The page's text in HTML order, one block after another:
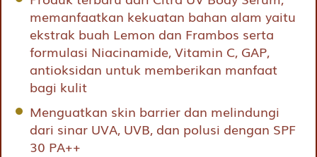
memanfaatkan kekuatan bahan alam yaitu
ekstrak buah Lemon dan Frambos serta
formulasi Niacinamide, Vitamin C, GAP,
antioksidan untuk memberikan manfaat
bagi kulit
Menguatkan skin barrier dan melindungi
dari sinar UVA, UVB, dan polusi dengan SPF
30 PA++